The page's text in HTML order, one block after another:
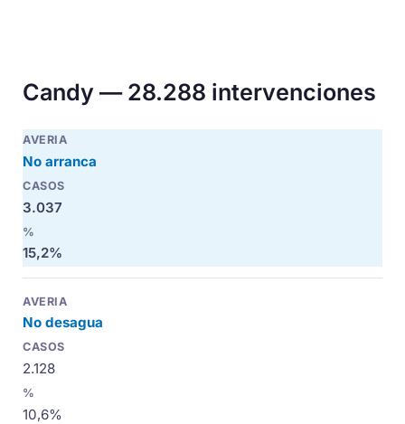
Candy — 28.288 intervenciones
No arranca
3.037
15,2%
No desagua
2.128
10,6%